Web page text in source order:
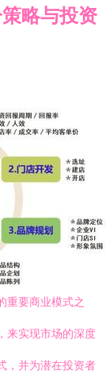
略与投资
重要商业模式之
来实现市场的深度
，并为潜在投资者